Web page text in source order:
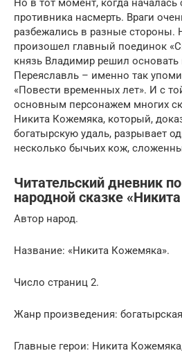
Но в тот момент, когда
противника насмерть. Враги
разбежались в разные стороны.
произошел главный поединок
князь Владимир решил основать
Переяславль – именно так
«Повести временных лет». И с
основным персонажем многих
Никита Кожемяка, который,
богатырскую удаль, разрывает
несколько бычьих кож,
Читательский дневник
народной сказке
Автор народ.
Название: «Никита Кожемяка».
Число страниц 2.
Жанр произведения:
Главные герои: Никита